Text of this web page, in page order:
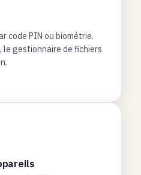
code PIN ou biométrie.
gestionnaire de fichiers